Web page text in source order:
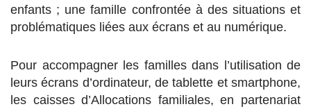
enfants ; une famille confrontée à des situations et
problématiques liées aux écrans et au numérique.
Pour accompagner les familles dans l’utilisation de
leurs écrans d’ordinateur, de tablette et smartphone,
les caisses d’Allocations familiales, en partenariat